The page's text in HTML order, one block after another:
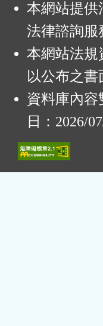
本網站提供
法律諮詢服
本網站法規
以公布之書
資料庫內
日：2026/